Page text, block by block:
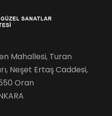
Mahallesi, Turan
Neşet Ertaş Caddesi,
Oran